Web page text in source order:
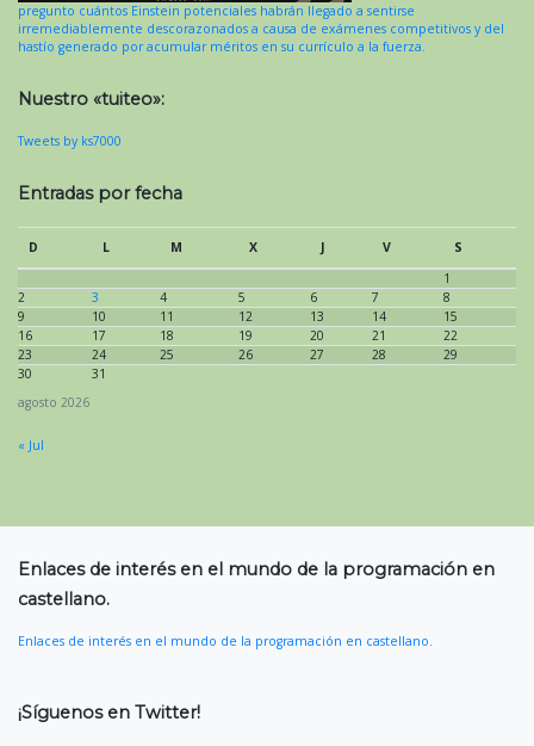
pregunto cuántos Einstein potenciales habrán llegado a sentirse
irremediablemente descorazonados a causa de exámenes competitivos y del
hastío generado por acumular méritos en su currículo a la fuerza.
Nuestro «tuiteo»:
Tweets by ks7000
Entradas por fecha
agosto 2026
D L M X J V
S
1
2
3 4 5 6 7
8
9
10 11 12 13 14
15
16
17 18 19 20 21
22
23
24 25 26 27 28
29
30
31
« Jul
Enlaces de interés en el mundo de la programación en
castellano.
Enlaces de interés en el mundo de la programación en castellano.
¡Síguenos en Twitter!